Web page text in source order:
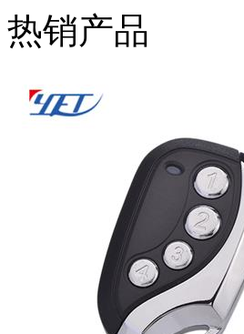
热销产品